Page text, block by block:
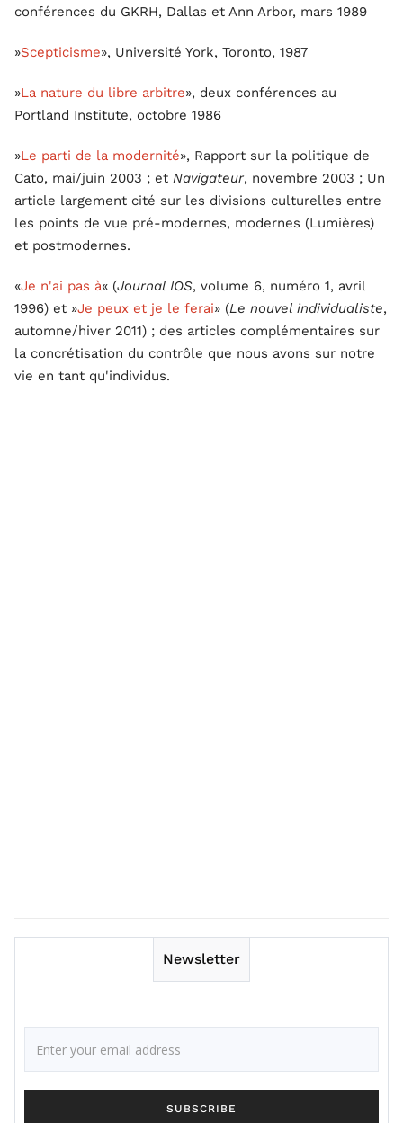
conférences du GKRH, Dallas et Ann Arbor, mars 1989
»Scepticisme», Université York, Toronto, 1987
»La nature du libre arbitre», deux conférences au
Portland Institute, octobre 1986
»Le parti de la modernité», Rapport sur la politique de
Cato, mai/juin 2003 ; et Navigateur, novembre 2003 ; Un
article largement cité sur les divisions culturelles entre
les points de vue pré-modernes, modernes (Lumières)
et postmodernes.
«Je n'ai pas à« (Journal IOS, volume 6, numéro 1, avril
1996) et »Je peux et je le ferai» (Le nouvel individualiste,
automne/hiver 2011) ; des articles complémentaires sur
la concrétisation du contrôle que nous avons sur notre
vie en tant qu'individus.
Newsletter